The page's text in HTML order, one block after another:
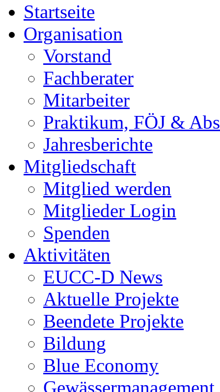
Startseite
Organisation
Vorstand
Fachberater
Mitarbeiter
Praktikum, FÖJ &
Jahresberichte
Mitgliedschaft
Mitglied werden
Mitglieder Login
Spenden
Aktivitäten
EUCC-D News
Aktuelle Projekte
Beendete Projekte
Bildung
Blue Economy
Gewässermanagement